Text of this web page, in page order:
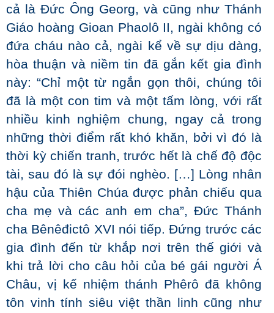
cả là Đức Ông Georg, và cũng như Thánh
Giáo hoàng Gioan Phaolô II, ngài không có
đứa cháu nào cả, ngài kể về sự dịu dàng,
hòa thuận và niềm tin đã gắn kết gia đình
này: “Chỉ một từ ngắn gọn thôi, chúng tôi
đã là một con tim và một tấm lòng, với rất
nhiều kinh nghiệm chung, ngay cả trong
những thời điểm rất khó khăn, bởi vì đó là
thời kỳ chiến tranh, trước hết là chế độ độc
tài, sau đó là sự đói nghèo. […] Lòng nhân
hậu của Thiên Chúa được phản chiếu qua
cha mẹ và các anh em cha”, Đức Thánh
cha Bênêđictô XVI nói tiếp. Đứng trước các
gia đình đến từ khắp nơi trên thế giới và
khi trả lời cho câu hỏi của bé gái người Á
Châu, vị kế nhiệm thánh Phêrô đã không
tôn vinh tính siêu việt thần linh cũng như